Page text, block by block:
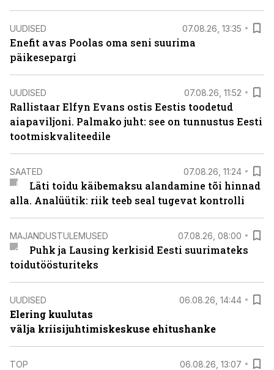
UUDISED 07.08.26, 13:35
Enefit avas Poolas oma seni suurima
päikesepargi
UUDISED 07.08.26, 11:52
Rallistaar Elfyn Evans ostis Eestis toodetud
aiapaviljoni. Palmako juht: see on tunnustus Eesti
tootmiskvaliteedile
SAATED 07.08.26, 11:24
Läti toidu käibemaksu alandamine tõi hinnad
alla. Analüütik: riik teeb seal tugevat kontrolli
MAJANDUSTULEMUSED 07.08.26, 08:00
Puhk ja Lausing kerkisid Eesti suurimateks
toidutöösturiteks
UUDISED 06.08.26, 14:44
Elering kuulutas
välja kriisijuhtimiskeskuse ehitushanke
TOP 06.08.26, 13:07